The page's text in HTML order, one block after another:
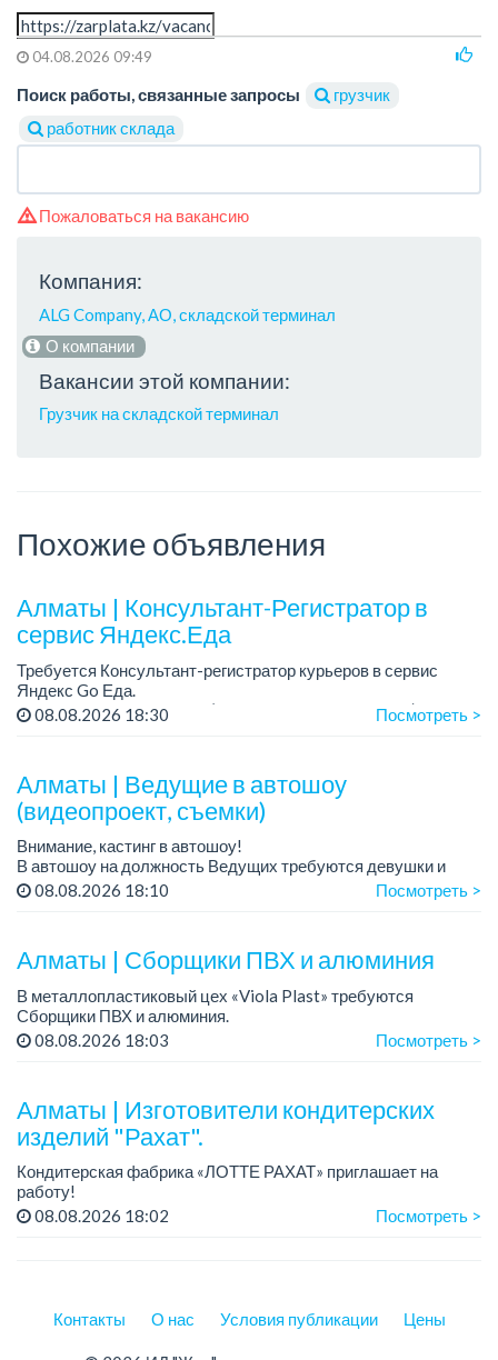
04.08.2026 09:49
Поиск работы, связанные запросы
грузчик
работник склада
Пожаловаться на вакансию
Компания:
ALG Company, АО, складской терминал
О компании
Вакансии этой компании:
Грузчик на складской терминал
Похожие объявления
Алматы | Консультант-Регистратор в
сервис Яндекс.Еда
Требуется Консультант-регистратор курьеров в сервис
Яндекс Go Еда.
Условия: работа в офисе (Абылай хана - Макатаева).
08.08.2026 18:30 Посмотреть >
Алматы | Ведущие в автошоу
(видеопроект, съемки)
Внимание, кастинг в автошоу!
В автошоу на должность Ведущих требуются девушки и
парни. А также авто эксперты и авто перекупы.
08.08.2026 18:10 Посмотреть >
Алматы | Сборщики ПВХ и алюминия
В металлопластиковый цех «Viola Plast» требуются
Сборщики ПВХ и алюминия.
График работы: 5/2, с 08.00 до 17.00.
08.08.2026 18:03 Посмотреть >
Алматы | Изготовители кондитерских
изделий "Рахат".
Кондитерская фабрика «ЛОТТЕ РАХАТ» приглашает на
работу!
График работы: сменный.
08.08.2026 18:02 Посмотреть >
Контакты О нас Условия публикации Цены